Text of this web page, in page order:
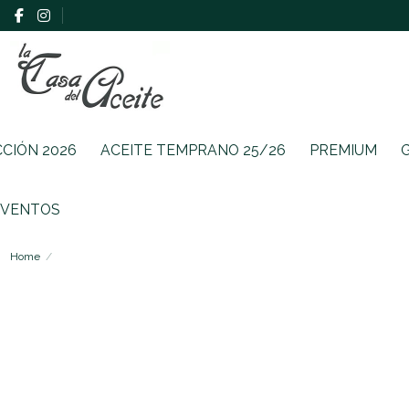
2026 ACEITE TEMPRANO 25/26 PREMIUM
Home